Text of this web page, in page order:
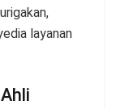
layanan